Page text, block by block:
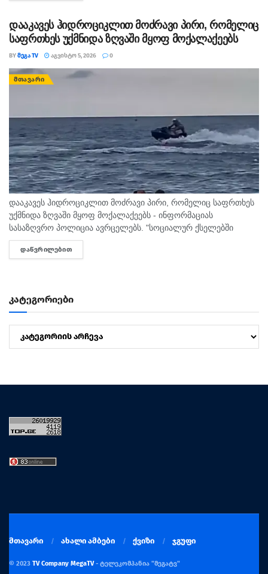
დააკავეს ჰიდროციკლით მოძრავი პირი, რომელიც
საფრთხეს უქმნიდა ზღვაში მყოფ მოქალაქეებს
BYᲛᲔᲒᲐ TV ᲐᲒᲕᲘᲡᲢᲝ 5, 2026 0
ᲛᲗᲐᲕᲐᲠᲘ
დააკავეს ჰიდროციკლით მოძრავი პირი, რომელიც საფრთხეს
უქმნიდა ზღვაში მყოფ მოქალაქეებს - ინფორმაციას
სასაზღვრო პოლიცია ავრცელებს. "სოციალურ ქსელებში
სხვადასხვა გვერდის მეშვეობით გავრცელდა ვიდეომასალა,
რომელშიც ჩანს, რომ ურეკის სანაპიროზე, ჰიდროციკლით
ᲓᲐᲬᲕᲠᲘᲚᲔᲑᲘᲗ
კატეგორიები
კატეგორიები
მთავარი ახალი ამბები ქვიზი ჯგუფი
© 2023 TV Company MegaTV- ტელეკომპანია "მეგატვ"